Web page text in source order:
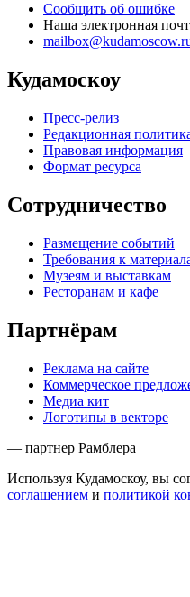
Сообщить об ошибке
Наша электронная
Кудамоскоу
Пресс-релиз
Редакционная
Правовая информация
Формат ресурса
Сотрудничество
Размещение событий
Требования к
Музеям и выставкам
Ресторанам и кафе
Партнёрам
Реклама на сайте
Коммерческое
Медиа кит
Логотипы в векторе
— партнер Рамблера
Используя Кудамоскоу, вы
соглашением и политикой